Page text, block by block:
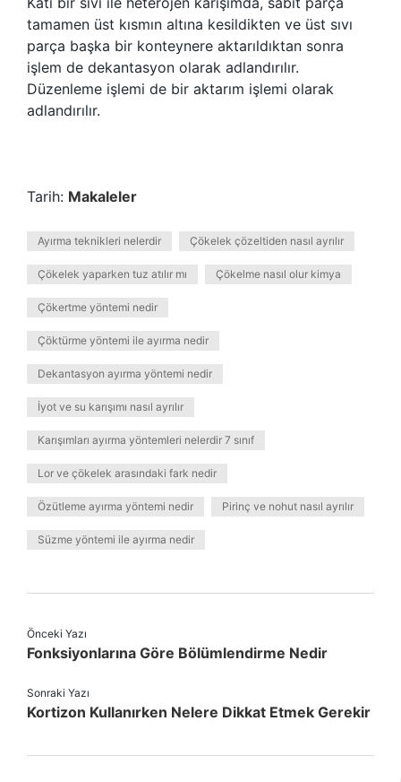
tamamen üst kısmın altına kesildikten ve üst sıvı
parça başka bir konteynere aktarıldıktan sonra
işlem de dekantasyon olarak adlandırılır.
Düzenleme işlemi de bir aktarım işlemi olarak
adlandırılır.
Tarih: Makaleler
Ayırma teknikleri nelerdir Çökelek çözeltiden nasıl ayrılır
Çökelek yaparken tuz atılır mı Çökelme nasıl olur kimya
Çökertme yöntemi nedir
Çöktürme yöntemi ile ayırma nedir
Dekantasyon ayırma yöntemi nedir
İyot ve su karışımı nasıl ayrılır
Karışımları ayırma yöntemleri nelerdir 7 sınıf
Lor ve çökelek arasındaki fark nedir
Özütleme ayırma yöntemi nedir Pirinç ve nohut nasıl ayrılır
Süzme yöntemi ile ayırma nedir
Önceki Yazı
Fonksiyonlarına Göre Bölümlendirme Nedir
Sonraki Yazı
Kortizon Kullanırken Nelere Dikkat Etmek Gerekir